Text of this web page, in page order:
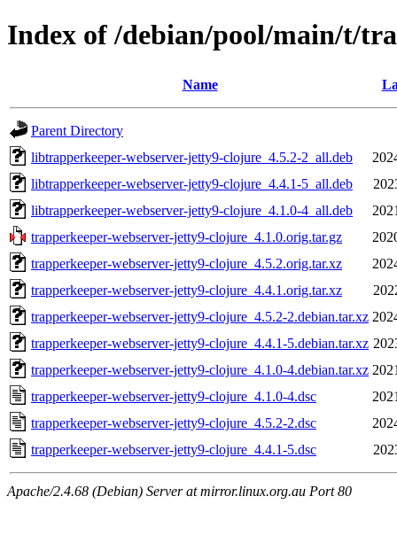
Index of /debian/pool/main/t/
Name
Parent Directory
libtrapperkeeper-webserver-jetty9-clojure_4.5.2-2_all.deb
libtrapperkeeper-webserver-jetty9-clojure_4.4.1-5_all.deb
libtrapperkeeper-webserver-jetty9-clojure_4.1.0-4_all.deb
trapperkeeper-webserver-jetty9-clojure_4.1.0.orig.tar.gz
trapperkeeper-webserver-jetty9-clojure_4.5.2.orig.tar.xz
trapperkeeper-webserver-jetty9-clojure_4.4.1.orig.tar.xz
trapperkeeper-webserver-jetty9-clojure_4.5.2-2.debian.tar.xz
trapperkeeper-webserver-jetty9-clojure_4.4.1-5.debian.tar.xz
trapperkeeper-webserver-jetty9-clojure_4.1.0-4.debian.tar.xz
trapperkeeper-webserver-jetty9-clojure_4.1.0-4.dsc
trapperkeeper-webserver-jetty9-clojure_4.5.2-2.dsc
trapperkeeper-webserver-jetty9-clojure_4.4.1-5.dsc
Apache/2.4.68 (Debian) Server at mirror.linux.org.au Port 80